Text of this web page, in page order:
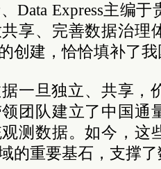
Data Express主编
享、完善数据治理
创建，恰恰填补了
一旦独立、共享，
团队建立了中国通
测数据。如今，这
的重要基石，支撑